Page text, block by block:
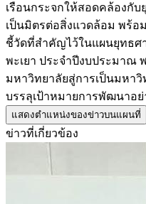
เรือนกระจกให้สอดคล้องกั
เป็นมิตรต่อสิ่งแวดล้อม พร้อ
ชี้วัดที่สำคัญไว้ในแผนยุทธ
พะเยา ประจำปีงบประมาณ
มหาวิทยาลัยสู่การเป็นมหา
บรรลุเป้าหมายการพัฒนาอย่
แสดงตำแหน่งของข่าวบนแผนที่
ข่าวที่เกี่ยวข้อง